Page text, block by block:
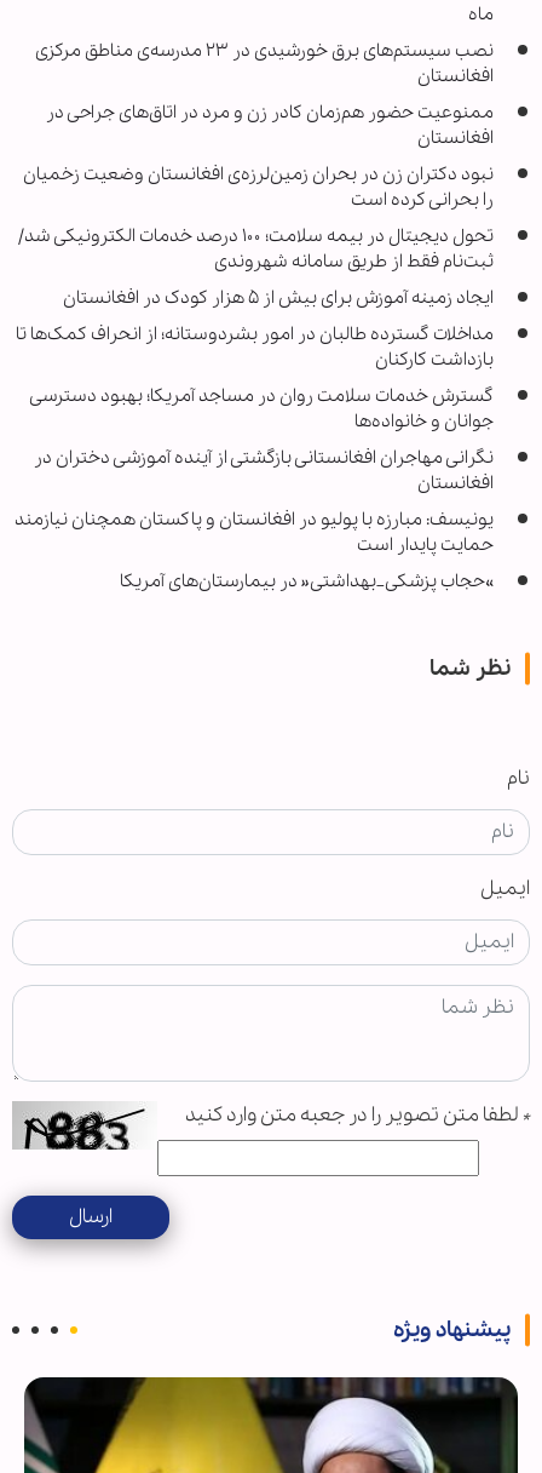
ماه
نصب سیستم‌های برق خورشیدی در ۲۳ مدرسه‌ی مناطق مرکزی
افغانستان
ممنوعیت حضور هم‌زمان کادر زن و مرد در اتاق‌های جراحی در
افغانستان
نبود دکتران زن در بحران زمین‌لرزه‌ی افغانستان وضعیت زخمیان
را بحرانی کرده است
تحول دیجیتال در بیمه سلامت؛ ۱۰۰ درصد خدمات الکترونیکی شد/
ثبت‌نام فقط از طریق سامانه شهروندی
ایجاد زمینه آموزش برای بیش از ۵ هزار کودک در افغانستان
مداخلات گسترده طالبان در امور بشردوستانه؛ از انحراف کمک‌ها تا
بازداشت کارکنان
گسترش خدمات سلامت روان در مساجد آمریکا؛ بهبود دسترسی
جوانان و خانواده‌ها
نگرانی مهاجران افغانستانی بازگشتی از آینده آموزشی دختران در
افغانستان
یونیسف: مبارزه با پولیو در افغانستان و پاکستان همچنان نیازمند
حمایت پایدار است
»حجاب پزشکی_بهداشتی« در بیمارستان‌های آمریکا
نظر شما
نام
ایمیل
* لطفا متن تصویر را در جعبه متن وارد کنید
ارسال
پیشنهاد ویژه